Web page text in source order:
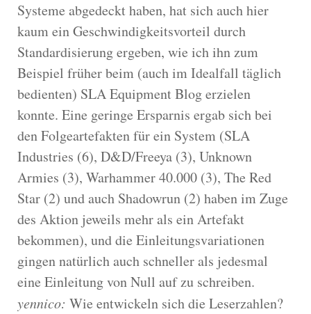
Systeme abgedeckt haben, hat sich auch hier
kaum ein Geschwindigkeitsvorteil durch
Standardisierung ergeben, wie ich ihn zum
Beispiel früher beim (auch im Idealfall täglich
bedienten) SLA Equipment Blog erzielen
konnte. Eine geringe Ersparnis ergab sich bei
den Folgeartefakten für ein System (SLA
Industries (6), D&D/Freeya (3), Unknown
Armies (3), Warhammer 40.000 (3), The Red
Star (2) und auch Shadowrun (2) haben im Zuge
des Aktion jeweils mehr als ein Artefakt
bekommen), und die Einleitungsvariationen
gingen natürlich auch schneller als jedesmal
eine Einleitung von Null auf zu schreiben.
yennico: Wie entwickeln sich die Leserzahlen?